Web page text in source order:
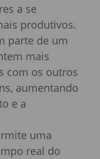
a se
produtivos.
parte de um
mais
com os outros
aumentando
e a
uma
real do